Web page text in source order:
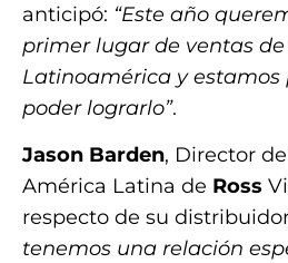
anticipó: “Este año
primer lugar de ventas de
Latinoamérica y estamos
poder lograrlo”.
Jason Barden, Director
América Latina de Ross
respecto de su
tenemos una relación